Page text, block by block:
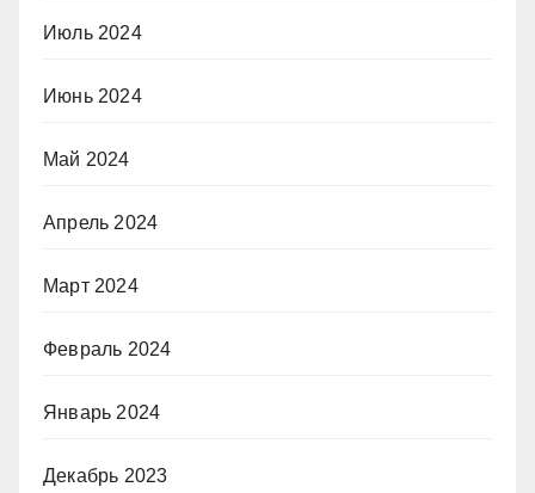
Июль 2024
Июнь 2024
Май 2024
Апрель 2024
Март 2024
Февраль 2024
Январь 2024
Декабрь 2023